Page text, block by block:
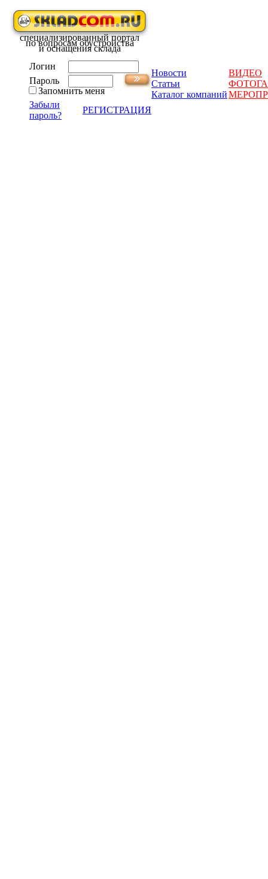
специализированный портал
по вопросам обустройства
и оснащения склада
Логин
Пароль
Запомнить меня
Забыли
пароль?
РЕГИСТРАЦИЯ
Новости
ВИДЕО
Статьи
Каталог компаний